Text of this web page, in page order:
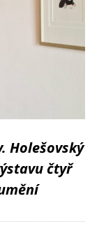
Holešovský
čtyř